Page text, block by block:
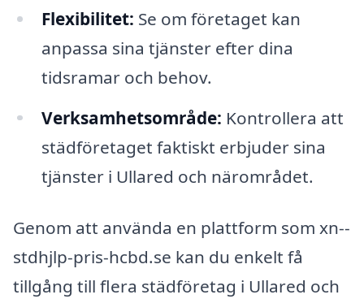
Flexibilitet: Se om företaget kan
anpassa sina tjänster efter dina
tidsramar och behov.
Verksamhetsområde: Kontrollera att
städföretaget faktiskt erbjuder sina
tjänster i Ullared och närområdet.
Genom att använda en plattform som xn--
stdhjlp-pris-hcbd.se kan du enkelt få
tillgång till flera städföretag i Ullared och